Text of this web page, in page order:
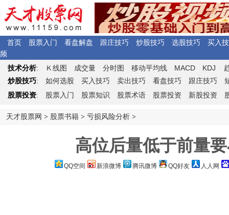
首页 股票入门 看盘解盘 跟庄技巧 炒股技巧 选股技巧
买入
频
技术分析: Ｋ 线图 成交量 分时图 移动平均线 MACD KDJ
炒股技巧: 如何选股 买入技巧 卖出技巧 看盘技巧 跟庄技巧
股票投资: 股票入门 股票知识 股票术语 股票投资 新股投资
天才股票网 > 股票书籍 > 亏损风险分析 >
高位后量低于前量
QQ空间 新浪微博 腾讯微博 QQ好友 人人网